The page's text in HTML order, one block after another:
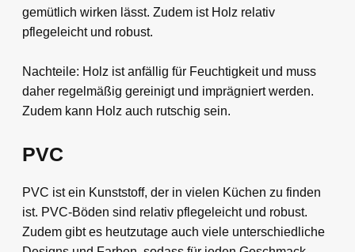
gemütlich wirken lässt. Zudem ist Holz relativ
pflegeleicht und robust.
Nachteile: Holz ist anfällig für Feuchtigkeit und muss
daher regelmäßig gereinigt und imprägniert werden.
Zudem kann Holz auch rutschig sein.
PVC
PVC ist ein Kunststoff, der in vielen Küchen zu finden
ist. PVC-Böden sind relativ pflegeleicht und robust.
Zudem gibt es heutzutage auch viele unterschiedliche